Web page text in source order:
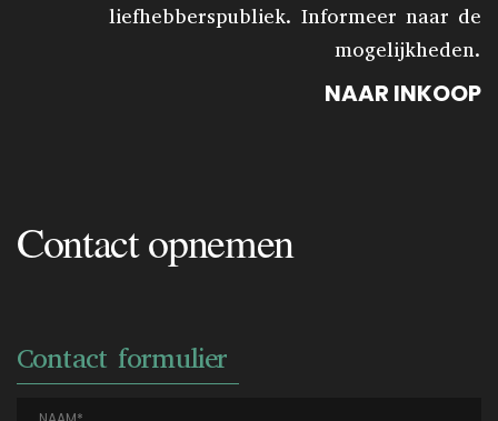
liefhebberspubliek. Informeer naar de
mogelijkheden.
NAAR INKOOP
Contact opnemen
Contact formulier